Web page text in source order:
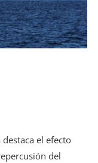
el efecto
del